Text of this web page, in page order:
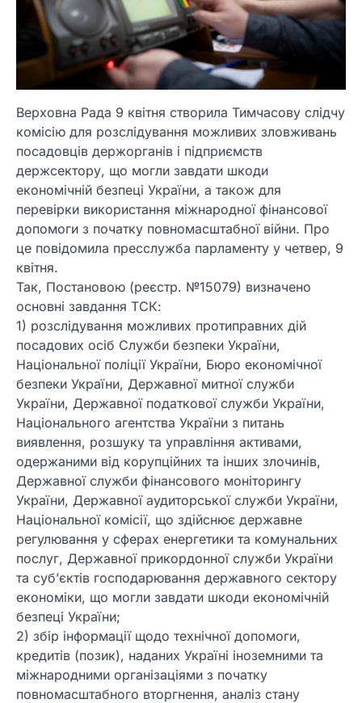
Верховна Рада 9 квітня створила Тимчасову слідчу
комісію для розслідування можливих зловживань
посадовців держорганів і підприємств
держсектору, що могли завдати шкоди
економічній безпеці України, а також для
перевірки використання міжнародної фінансової
допомоги з початку повномасштабної війни. Про
це повідомила пресслужба парламенту у четвер, 9
квітня.
Так, Постановою (реєстр. №15079) визначено
основні завдання ТСК:
1) розслідування можливих протиправних дій
посадових осіб Служби безпеки України,
Національної поліції України, Бюро економічної
безпеки України, Державної митної служби
України, Державної податкової служби України,
Національного агентства України з питань
виявлення, розшуку та управління активами,
одержаними від корупційних та інших злочинів,
Державної служби фінансового моніторингу
України, Державної аудиторської служби України,
Національної комісії, що здійснює державне
регулювання у сферах енергетики та комунальних
послуг, Державної прикордонної служби України
та суб’єктів господарювання державного сектору
економіки, що могли завдати шкоди економічній
безпеці України;
2) збір інформації щодо технічної допомоги,
кредитів (позик), наданих Україні іноземними та
міжнародними організаціями з початку
повномасштабного вторгнення, аналіз стану